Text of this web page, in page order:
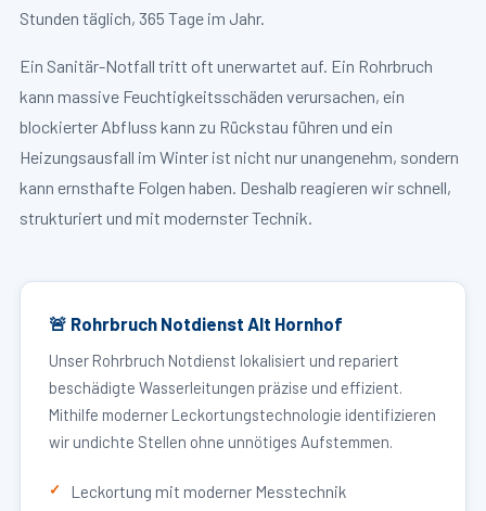
Stunden täglich, 365 Tage im Jahr.
Ein Sanitär-Notfall tritt oft unerwartet auf. Ein Rohrbruch
kann massive Feuchtigkeitsschäden verursachen, ein
blockierter Abfluss kann zu Rückstau führen und ein
Heizungsausfall im Winter ist nicht nur unangenehm, sondern
kann ernsthafte Folgen haben. Deshalb reagieren wir schnell,
strukturiert und mit modernster Technik.
🚨 Rohrbruch Notdienst Alt Hornhof
Unser Rohrbruch Notdienst lokalisiert und repariert
beschädigte Wasserleitungen präzise und effizient.
Mithilfe moderner Leckortungstechnologie identifizieren
wir undichte Stellen ohne unnötiges Aufstemmen.
Leckortung mit moderner Messtechnik